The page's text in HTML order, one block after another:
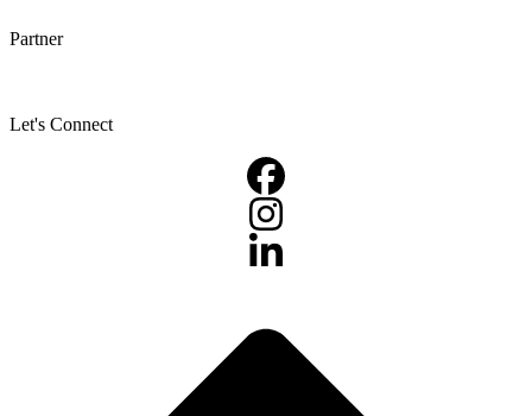
Partner
Let's Connect